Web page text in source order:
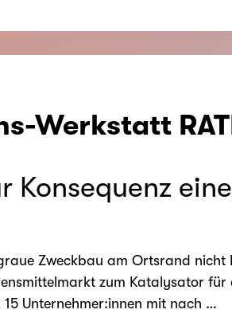
Werkstatt
Konsequenz
Zweckbau am Ortsrand nicht
zum Katalysator für
15 Unternehmer:innen mit nach …